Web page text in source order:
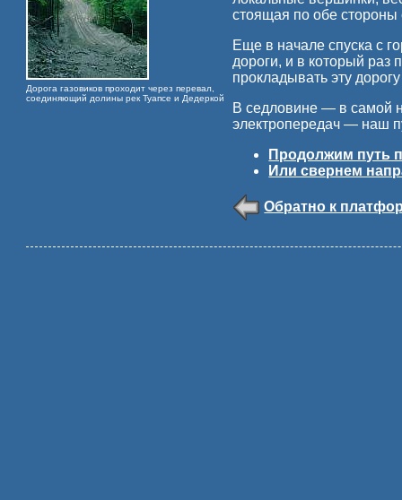
Дорога газовиков проходит через перевал,
соединяющий долины рек Туапсе и Дедеркой
стоящая по обе стороны
Еще в начале спуска с
дороги, и в который
прокладывать эту
В седловине — в самой
электропередач — наш
Продолжим путь
Или свернем
Обратно к